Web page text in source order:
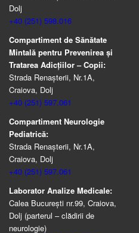
Dolj
+40 (251) 598.016
Compartiment de Sănătate
Mintală pentru Prevenirea şi
Tratarea Adicţiilor – Copii:
Strada Renașterii, Nr.1A,
Craiova, Dolj
+40 (251) 597.061
Compartiment Neurologie
Pediatrică:
Strada Renaşterii, Nr.1A,
Craiova, Dolj
+40 (251) 597.061
Laborator Analize Medicale:
Calea București nr.99, Craiova,
Dolj (parterul – clădirii de
neurologie)